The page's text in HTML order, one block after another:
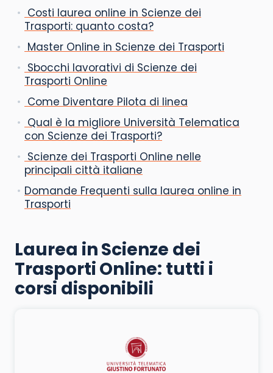
Costi laurea online in Scienze dei
Trasporti: quanto costa?
Master Online in Scienze dei Trasporti
Sbocchi lavorativi di Scienze dei
Trasporti Online
Come Diventare Pilota di linea
Qual è la migliore Università Telematica
con Scienze dei Trasporti?
Scienze dei Trasporti Online nelle
principali città italiane
Domande Frequenti sulla laurea online in
Trasporti
Laurea in Scienze dei
Trasporti Online: tutti i
corsi disponibili